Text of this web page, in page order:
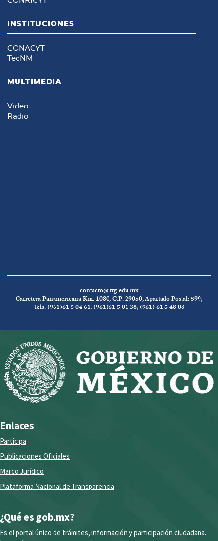
INSTITUCIONES
CONACYT
TecNM
MULTIMEDIA
Video
Radio
contacto@ittg.edu.mx
Carretera Panamericana Km. 1080, C.P. 29050, Apartado Postal: 599,
Tels. (961)61 5 04 61, (961)61 5 01 38, (961) 61 5 48 08
Enlaces
Participa
Publicaciones Oficiales
Marco Jurídico
Plataforma Nacional de Transparencia
¿Qué es gob.mx?
Es el portal único de trámites, información y participación ciudadana.